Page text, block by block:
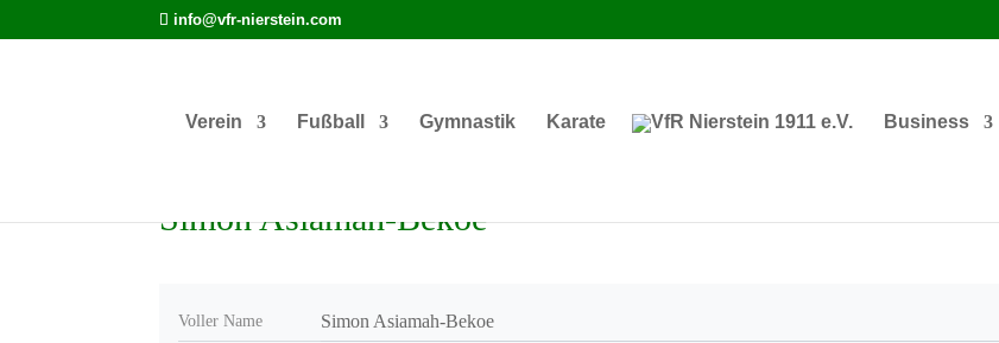
info@vfr-nierstein.com
Verein Fußball Gymnastik Karate Business
Simon Asiamah-Bekoe
Voller Name Simon Asiamah-Bekoe